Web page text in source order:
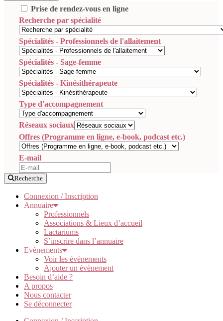
Prise de rendez-vous en ligne
Recherche par spécialité
Spécialités - Professionnels de l'allaitement
Spécialités - Sage-femme
Spécialités - Kinésithérapeute
Type d'accompagnement
Réseaux sociaux
Offres (Programme en ligne, e-book, podcast etc.)
E-mail
Recherche
Connexion / Inscription
Annuaire
Professionnels
Associations & Lieux d’accueil
Lactariums
S’inscrire dans l’annuaire
Evènements
Voir les évènements
Ajouter un évènement
Besoin d’aide ?
A propos
Nous contacter
Se déconnecter